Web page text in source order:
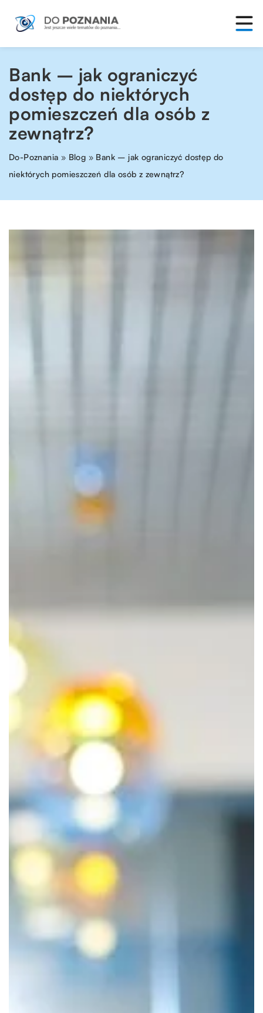
Bank – jak ograniczyć
dostęp do niektórych
pomieszczeń dla osób z
zewnątrz?
Do-Poznania » Blog » Bank – jak ograniczyć dostęp do
niektórych pomieszczeń dla osób z zewnątrz?